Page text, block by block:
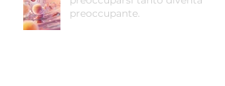
preoccupante.